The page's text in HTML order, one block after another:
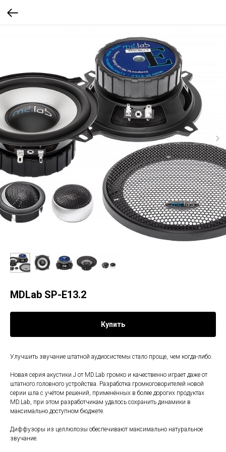
MDLab SP-E13.2
Купить
Улучшить звучание штатной аудиосистемы стало проще, чем когда-либо.
Новая серия акустики J от MD.Lab громко и качественно играет даже от
штатного головного устройства. Разработка громкоговорителей новой
серии шла с учётом решений, применённых в более дорогих продуктах
MD.Lab, при этом разработчикам удалось сохранить динамики в
максимально доступном бюджете.
Диффузоры из целлюлозы обеспечивают максимально натуральное
звучание.